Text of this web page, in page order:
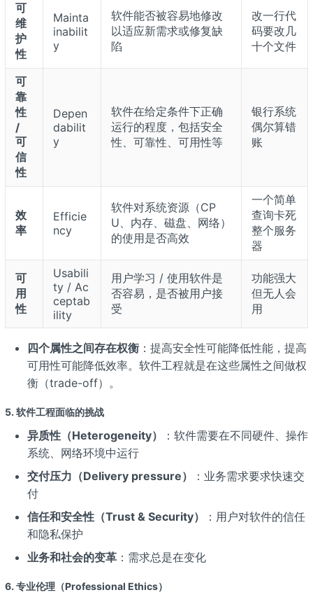
可
维
护
性
Mainta
inabilit
y
软件能否被容易地修改
以适应新需求或修复缺
陷
改一行代
码要改几
十个文件
可
靠
性
/
可
信
性
Depen
dabilit
y
软件在给定条件下正确
运行的程度，包括安全
性、可靠性、可用性等
银行系统
偶尔算错
账
效
率
Efficie
ncy
软件对系统资源（CP
U、内存、磁盘、网络）
的使用是否高效
一个简单
查询卡死
整个服务
器
可
用
性
Usabili
ty / Ac
ceptab
ility
用户学习 / 使用软件是
否容易，是否被用户接
受
功能强大
但无人会
用
四个属性之间存在权衡：提高安全性可能降低性能，提高
可用性可能降低效率。软件工程就是在这些属性之间做权
衡（trade-off）。
5. 软件工程面临的挑战
异质性（Heterogeneity）
：软件需要在不同硬件、操作
系统、网络环境中运行
交付压力（Delivery pressure）
：业务需求要求快速交
付
信任和安全性（Trust & Security）
：用户对软件的信任
和隐私保护
业务和社会的变革：需求总是在变化
6. 专业伦理（Professional Ethics）